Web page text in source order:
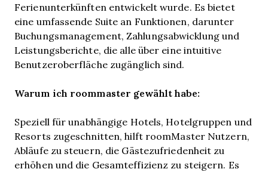
Ferienunterkünften entwickelt wurde. Es bietet
eine umfassende Suite an Funktionen, darunter
Buchungsmanagement, Zahlungsabwicklung und
Leistungsberichte, die alle über eine intuitive
Benutzeroberfläche zugänglich sind.
Warum ich roommaster gewählt habe:
Speziell für unabhängige Hotels, Hotelgruppen und
Resorts zugeschnitten, hilft roomMaster Nutzern,
Abläufe zu steuern, die Gästezufriedenheit zu
erhöhen und die Gesamteffizienz zu steigern. Es